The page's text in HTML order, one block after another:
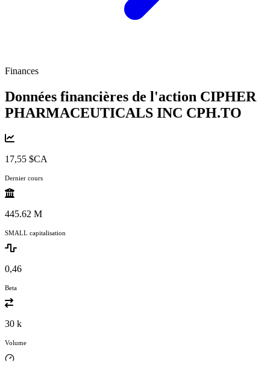
Finances
Données financières de l'action CIPHER
PHARMACEUTICALS INC CPH.TO
17,55 $CA
Dernier cours
445.62 M
SMALL capitalisation
0,46
Beta
30 k
Volume